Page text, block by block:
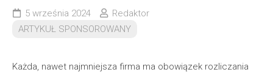
5 września 2024
Redaktor
ARTYKUŁ SPONSOROWANY
Każda, nawet najmniejsza firma ma obowiązek rozliczania